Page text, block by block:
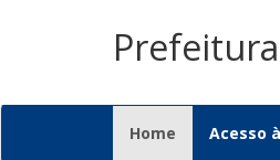
Home (current)
Acesso